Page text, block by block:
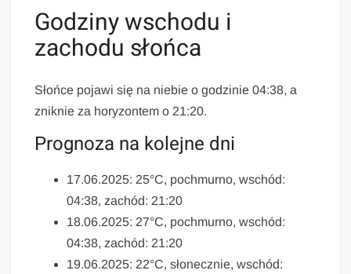
Godziny wschodu i
zachodu słońca
Słońce pojawi się na niebie o godzinie 04:38, a
zniknie za horyzontem o 21:20.
Prognoza na kolejne dni
17.06.2025: 25°C, pochmurno, wschód:
04:38, zachód: 21:20
18.06.2025: 27°C, pochmurno, wschód:
04:38, zachód: 21:20
19.06.2025: 22°C, słonecznie, wschód: